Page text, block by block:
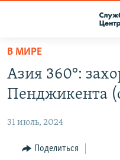
Вернуться
основному
содержанию
навигации
RFE/RL ДИРЕКТ
НАСТОЯЩЕЕ ВРЕМЯ
В МИРЕ
Азия 360°:
Пенджикента
31 июль, 2024
Поделиться